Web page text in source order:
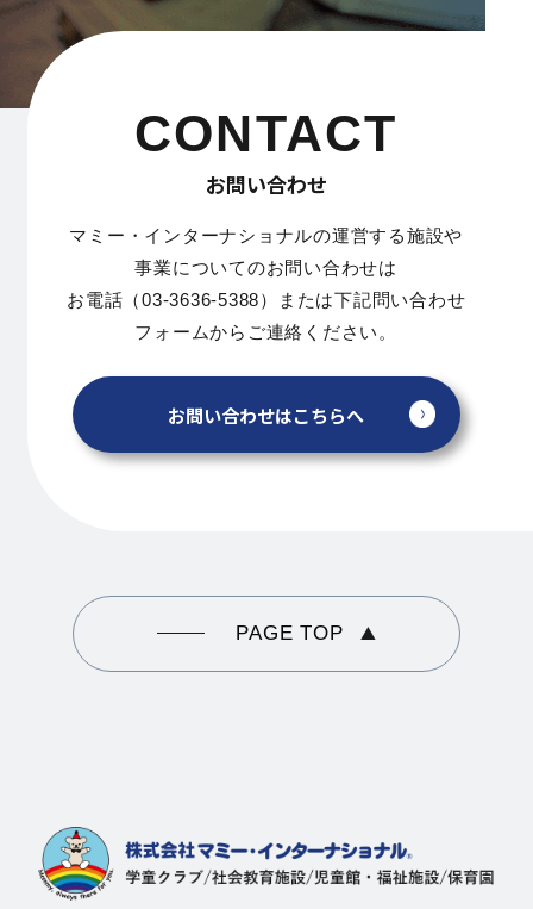
CONTACT
お問い合わせ
マミー・インターナショナルの運営する施設や
事業についてのお問い合わせは
お電話（03-3636-5388）または下記問い合わせ
フォームからご連絡ください。
お問い合わせはこちらへ
PAGE TOP